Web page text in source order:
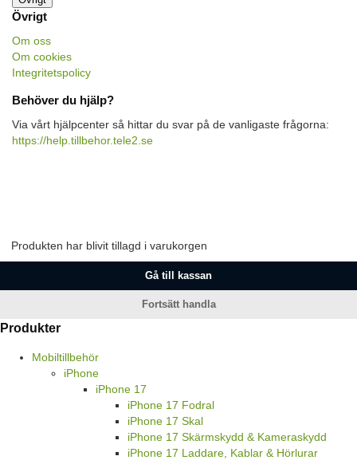
Övrigt
Om oss
Om cookies
Integritetspolicy
Behöver du hjälp?
Via vårt hjälpcenter så hittar du svar på de vanligaste frågorna:
https://help.tillbehor.tele2.se
Produkten har blivit tillagd i varukorgen
Gå till kassan
Fortsätt handla
Produkter
Mobiltillbehör
iPhone
iPhone 17
iPhone 17 Fodral
iPhone 17 Skal
iPhone 17 Skärmskydd & Kameraskydd
iPhone 17 Laddare, Kablar & Hörlurar